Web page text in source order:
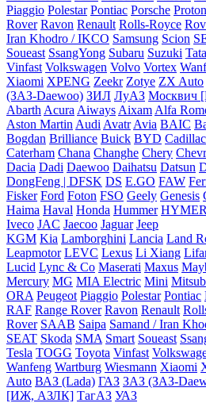
Piaggio Polestar Pontiac Porsche Proton
Rover Ravon Renault Rolls-Royce
Iran Khodro / IKCO Samsung Scion
Soueast SsangYong Subaru Suzuki Tata
Vinfast Volkswagen Volvo Vortex
Xiaomi XPENG Zeekr Zotye ZX Auto
(ЗАЗ-Daewoo) ЗИЛ ЛуАЗ Москвич
Abarth Acura Aiways Aixam Alfa
Aston Martin Audi Avatr Avia BAIC
Bogdan Brilliance Buick BYD Cadillac
Caterham Chana Changhe Chery
Dacia Dadi Daewoo Daihatsu Datsun
DongFeng | DFSK DS E.GO FAW
Fisker Ford Foton FSO Geely Genesis
Haima Haval Honda Hummer HYMER
Iveco JAC Jaecoo Jaguar Jeep
KGM Kia Lamborghini Lancia Land
Leapmotor LEVC Lexus Li Xiang
Lucid Lync & Co Maserati Maxus
Mercury MG MIA Electric Mini
ORA Peugeot Piaggio Polestar Pontiac
RAF Range Rover Ravon Renault
Rover SAAB Saipa Samand / Iran
SEAT Skoda SMA Smart Soueast
Tesla TOGG Toyota Vinfast
Wanfeng Wartburg Wiesmann Xiaomi
Auto ВАЗ (Lada) ГАЗ ЗАЗ (ЗАЗ-
[ИЖ, АЗЛК] ТагАЗ УАЗ